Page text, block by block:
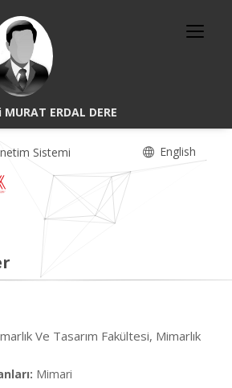
ERDAL DERE
Sistemi English
Ve Tasarım Fakültesi, Mimarlık
Mimari